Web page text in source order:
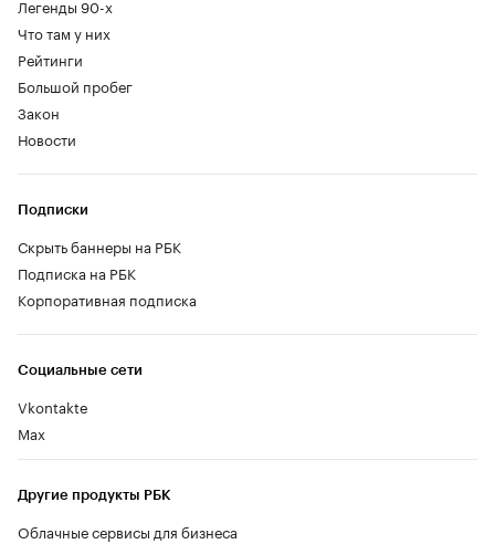
Легенды 90-х
Что там у них
Рейтинги
Большой пробег
Закон
Новости
Социальные сети
Vkontakte
Max
Другие продукты РБК
Облачные сервисы для бизнеса
Подписки
Скрыть баннеры на РБК
Подписка на РБК
Корпоративная подписка